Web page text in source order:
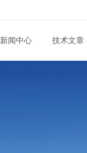
新闻中心 技术文章